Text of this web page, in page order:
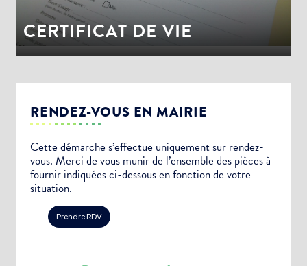
CERTIFICAT DE VIE
RENDEZ-VOUS EN MAIRIE
Cette démarche s’effectue uniquement sur rendez-
vous. Merci de vous munir de l’ensemble des pièces à
fournir indiquées ci-dessous en fonction de votre
situation.